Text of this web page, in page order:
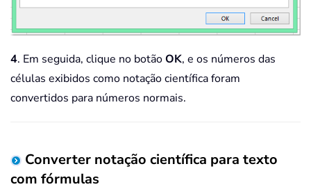
4. Em seguida, clique no botãoOK, e os números das
células exibidos como notação científica foram
convertidos para números normais.
Converter notação científica para texto
com fórmulas